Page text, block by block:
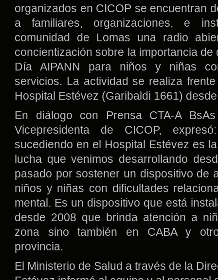
organizados en CICOP se encuentran
a familiares, organizaciones, e
comunidad de Lomas una radio
concientización sobre la importancia de
Día AIPANN para niños y niñas
servicios. La actividad se realiza
Hospital Estévez (Garibaldi 1661)
En diálogo con Prensa CTA-A
Vicepresidenta de CICOP,
sucediendo en el Hospital Estévez es
lucha que venimos desarrollando
pasado por sostener un dispositivo de
niños y niñas con dificultades
mental. Es un dispositivo que está
desde 2008 que brinda atención a
zona sino también en CABA y
provincia.
El Ministerio de Salud a través de la